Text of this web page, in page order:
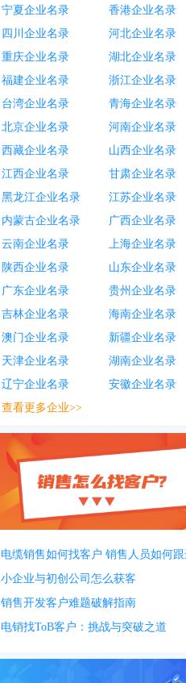
宁夏企业名录
香港企业名录
四川企业名录
河北企业名录
重庆企业名录
湖北企业名录
福建企业名录
浙江企业名录
台湾企业名录
青海企业名录
北京企业名录
河南企业名录
西藏企业名录
山西企业名录
江西企业名录
甘肃企业名录
黑龙江企业名录
江苏企业名录
内蒙古企业名录
广西企业名录
云南企业名录
上海企业名录
陕西企业名录
山东企业名录
广东企业名录
贵州企业名录
吉林企业名录
海南企业名录
澳门企业名录
新疆企业名录
天津企业名录
湖南企业名录
辽宁企业名录
安徽企业名录
查看更多企业>>
小企业与初创公司怎么获客
销售开发客户难题破解指南
电销找ToB客户：挑战与突破之道